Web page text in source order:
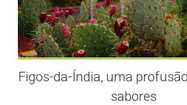
Figos-da-Índia, uma
sabores